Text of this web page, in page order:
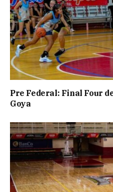
Pre Federal: Final Four
Goya